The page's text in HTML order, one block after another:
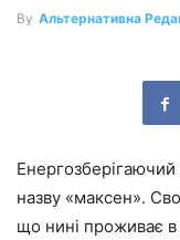
By Альтернативна
назву «максен».
що нині проживає в